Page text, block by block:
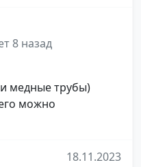
8 назад
медные трубы)
можно
18.11.2023